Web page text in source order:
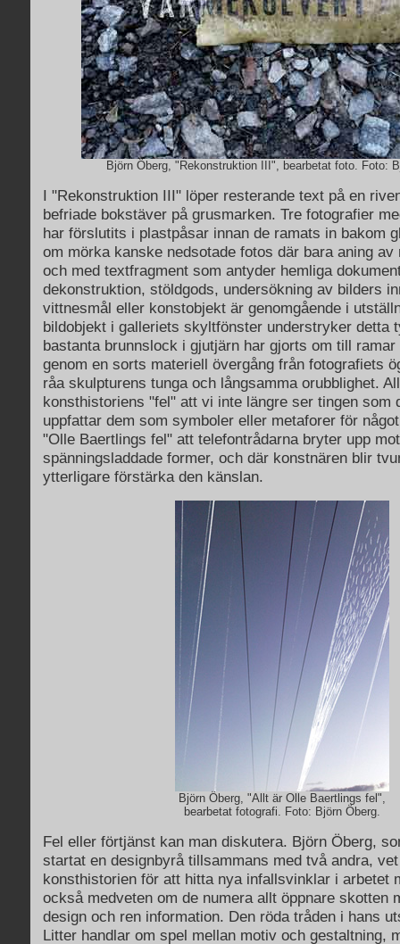
Björn Öberg, "Rekonstruktion III", bearbetat foto. Foto:
I "Rekonstruktion III" löper resterande text på en
befriade bokstäver på grusmarken. Tre fotografier
har förslutits i plastpåsar innan de ramats in bakom
om mörka kanske nedsotade fotos där bara aning av
och med textfragment som antyder hemliga
dekonstruktion, stöldgods, undersökning av bilders
vittnesmål eller konstobjekt är genomgående i
bildobjekt i galleriets skyltfönster understryker detta
bastanta brunnslock i gjutjärn har gjorts om till
genom en sorts materiell övergång från fotografiets
råa skulpturens tunga och långsamma orubblighet.
konsthistoriens "fel" att vi inte längre ser tingen som
uppfattar dem som symboler eller metaforer för
"Olle Baertlings fel" att telefontrådarna bryter upp
spänningsladdade former, och där konstnären blir
ytterligare förstärka den känslan.
Björn Öberg, "Allt är Olle Baertlings fel",
bearbetat fotografi. Foto: Björn Öberg.
Fel eller förtjänst kan man diskutera. Björn Öberg,
startat en designbyrå tillsammans med två andra,
konsthistorien för att hitta nya infallsvinklar i arbetet
också medveten om de numera allt öppnare skotten
design och ren information. Den röda tråden i hans
Litter handlar om spel mellan motiv och gestaltning,